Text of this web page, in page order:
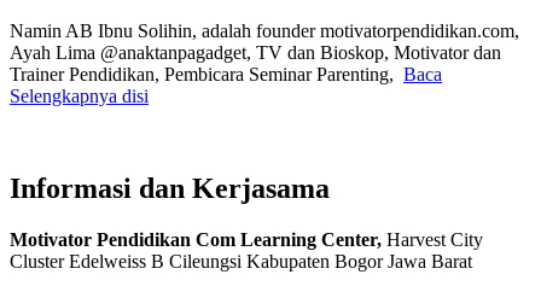
Namin AB Ibnu Solihin, adalah founder motivatorpendidikan.com,
Ayah Lima @anaktanpagadget, TV dan Bioskop, Motivator dan
Trainer Pendidikan, Pembicara Seminar Parenting, Baca
Selengkapnya disi
Informasi dan Kerjasama
Motivator Pendidikan Com Learning Center, Harvest City
Cluster Edelweiss B Cileungsi Kabupaten Bogor Jawa Barat